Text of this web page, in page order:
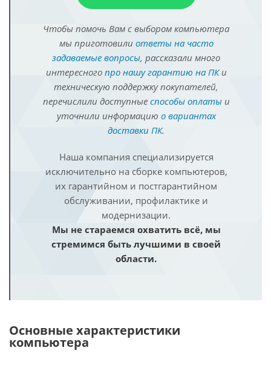
Чтобы помочь Вам с выбором компьютера
мы приготовили ответы на часто
задаваемые вопросы, рассказали много
интересного про нашу гарантию на ПКи
техническую поддержку покупателей,
перечислили доступные способы оплатыи
уточнили информацию о вариантах
доставки ПК.
Наша компания специализируется
исключительно на сборке компьютеров,
их гарантийном и постгарантийном
обслуживании, профилактике и
модернизации.
Мы не стараемся охватить всё, мы
стремимся быть лучшими в своей
области.
Основные характеристики
компьютера